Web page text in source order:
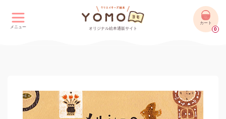
メニュー オリジナル絵本通販サイト
カート
0